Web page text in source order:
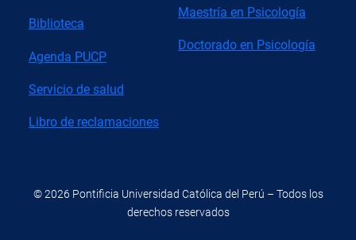
Biblioteca
Agenda PUCP
Servicio de salud
Libro de reclamaciones
Maestría en Psicología
Doctorado en Psicología
© 2026 Pontificia Universidad Católica del Perú – Todos los
derechos reservados